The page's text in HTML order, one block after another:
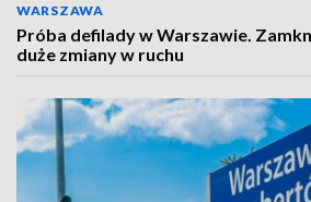
WARSZAWA
Próba defilady w Warszawie.
duże zmiany w ruchu